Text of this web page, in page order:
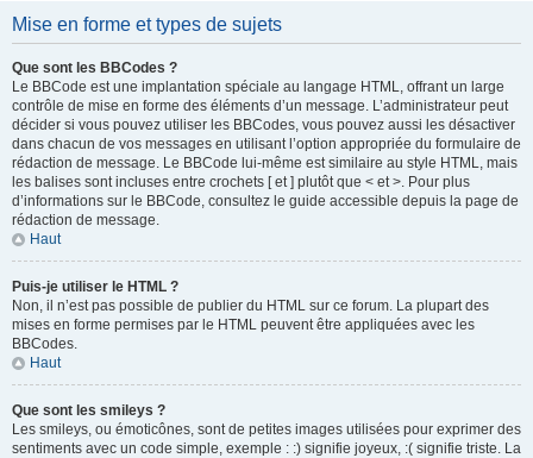
Mise en forme et types de sujets
Que sont les BBCodes ?
Le BBCode est une implantation spéciale au langage HTML, offrant un large
contrôle de mise en forme des éléments d’un message. L’administrateur peut
décider si vous pouvez utiliser les BBCodes, vous pouvez aussi les désactiver
dans chacun de vos messages en utilisant l’option appropriée du formulaire de
rédaction de message. Le BBCode lui-même est similaire au style HTML, mais
les balises sont incluses entre crochets [ et ] plutôt que < et >. Pour plus
d’informations sur le BBCode, consultez le guide accessible depuis la page de
rédaction de message.
Haut
Puis-je utiliser le HTML ?
Non, il n’est pas possible de publier du HTML sur ce forum. La plupart des
mises en forme permises par le HTML peuvent être appliquées avec les
BBCodes.
Haut
Que sont les smileys ?
Les smileys, ou émoticônes, sont de petites images utilisées pour exprimer des
sentiments avec un code simple, exemple : :) signifie joyeux, :( signifie triste. La